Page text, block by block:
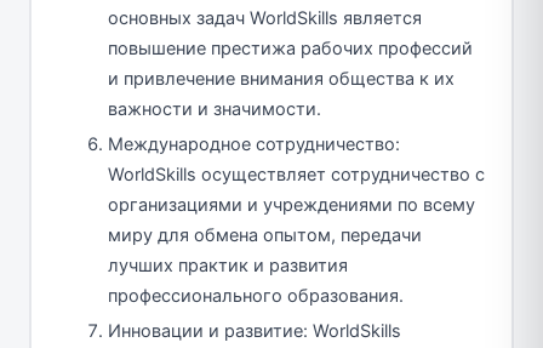
основных задач WorldSkills является
повышение престижа рабочих профессий
и привлечение внимания общества к их
важности и значимости.
Международное сотрудничество:
WorldSkills осуществляет сотрудничество с
организациями и учреждениями по всему
миру для обмена опытом, передачи
лучших практик и развития
профессионального образования.
Инновации и развитие: WorldSkills